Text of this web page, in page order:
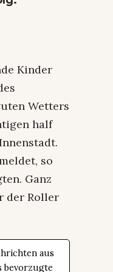
Kinder
Wetters
half
so
Ganz
der Roller
aus
bevorzugte